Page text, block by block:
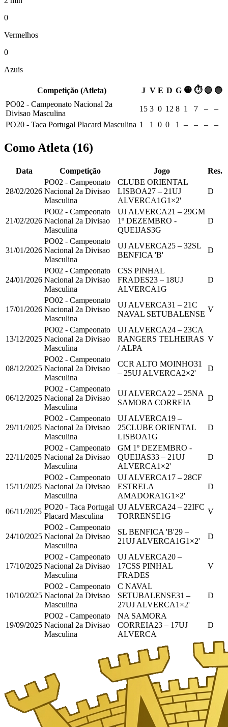
0
Vermelhos
0
Azuis
Competição (Atleta) J V E D G 🟡 ⏱ 🔴 🔵
PO02 - Campeonato Nacional 2a
Divisao Masculina
15 3 0 12 8 1 7 –
–
PO20 - Taca Portugal Placard Masculina 1 1 0 0 1 – – – –
Como Atleta (16)
Data Competição Jogo Res.
28/02/2026
PO02 - Campeonato
Nacional 2a Divisao
Masculina
CLUBE ORIENTAL
LISBOA27 – 21UJ
ALVERCA1G1 ×2'
D
21/02/2026
PO02 - Campeonato
Nacional 2a Divisao
Masculina
UJ ALVERCA21 – 29GM
1º DEZEMBRO -
QUEIJAS3G
D
31/01/2026
PO02 - Campeonato
Nacional 2a Divisao
Masculina
UJ ALVERCA25 – 32SL
BENFICA 'B'
D
24/01/2026
PO02 - Campeonato
Nacional 2a Divisao
Masculina
CSS PINHAL
FRADES23 – 18UJ
ALVERCA1G
D
17/01/2026
PO02 - Campeonato
Nacional 2a Divisao
Masculina
UJ ALVERCA31 – 21C
NAVAL SETUBALENSE
V
13/12/2025
PO02 - Campeonato
Nacional 2a Divisao
Masculina
UJ ALVERCA24 – 23CA
RANGERS TELHEIRAS
/ ALPA
V
08/12/2025
PO02 - Campeonato
Nacional 2a Divisao
Masculina
CCR ALTO MOINHO31
– 25UJ ALVERCA2×2'
D
06/12/2025
PO02 - Campeonato
Nacional 2a Divisao
Masculina
UJ ALVERCA22 – 25NA
SAMORA CORREIA
D
29/11/2025
PO02 - Campeonato
Nacional 2a Divisao
Masculina
UJ ALVERCA19 –
25CLUBE ORIENTAL
LISBOA1G
D
22/11/2025
PO02 - Campeonato
Nacional 2a Divisao
Masculina
GM 1º DEZEMBRO -
QUEIJAS33 – 21UJ
ALVERCA1 ×2'
D
15/11/2025
PO02 - Campeonato
Nacional 2a Divisao
Masculina
UJ ALVERCA17 – 28CF
ESTRELA
AMADORA1G1 ×2'
D
06/11/2025
PO20 - Taca Portugal
Placard Masculina
UJ ALVERCA24 – 22IFC
TORRENSE1G
V
24/10/2025
PO02 - Campeonato
Nacional 2a Divisao
Masculina
SL BENFICA 'B'29 –
21UJ ALVERCA1G1 ×2'
D
17/10/2025
PO02 - Campeonato
Nacional 2a Divisao
Masculina
UJ ALVERCA20 –
17CSS PINHAL
FRADES
V
10/10/2025
PO02 - Campeonato
Nacional 2a Divisao
Masculina
C NAVAL
SETUBALENSE31 –
27UJ ALVERCA1 ×2'
D
19/09/2025
PO02 - Campeonato
Nacional 2a Divisao
Masculina
NA SAMORA
CORREIA23 – 17UJ
ALVERCA
D